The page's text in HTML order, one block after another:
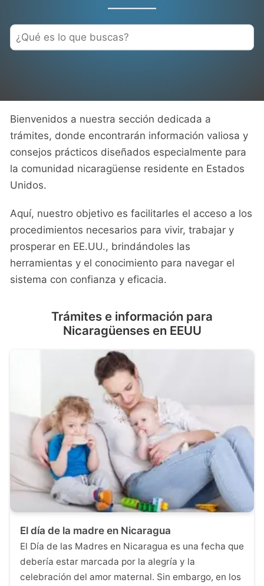
Bienvenidos a nuestra sección dedicada a
trámites, donde encontrarán información valiosa y
consejos prácticos diseñados especialmente para
la comunidad nicaragüense residente en Estados
Unidos.
Aquí, nuestro objetivo es facilitarles el acceso a los
procedimientos necesarios para vivir, trabajar y
prosperar en EE.UU., brindándoles las
herramientas y el conocimiento para navegar el
sistema con confianza y eficacia.
Trámites e información para
Nicaragüenses en EEUU
El día de la madre en Nicaragua
El Día de las Madres en Nicaragua es una fecha que
debería estar marcada por la alegría y la
celebración del amor maternal. Sin embargo, en los